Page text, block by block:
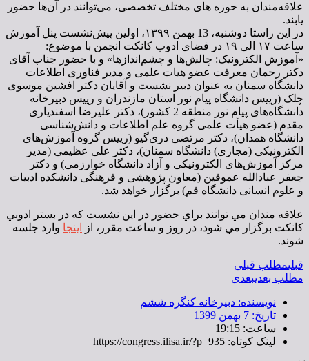
علاقه‌مندان به حوزه های مختلف تخصصی، می‌توانند در آن‌ها حضور
یابند.
در این راستا دوشنبه،‌ 13 بهمن ۱۳۹۹، اولین پیش‌نشست پنل آموزش
ساعت ١٧ الی ١٩ در فضای ادوب کانکت انجمن با موضوع:
«آموزش الکترونیک: چالش‌ها و چشم‌اندازها» و با حضور جناب آقای
دکتر رحمان معرفت عضو هیات علمی و مدیر فناوری اطلاعات
دانشگاه سمنان به عنوان دبیر نشست و آقایان دکتر افشین موسوی
چلک (رییس دانشگاه پیام نور استان مازندران و رییس دبیرخانه
دانشگاه‌های پیام نور منطقه 2 کشور)، دکتر علیرضا اسفندیاری
مقدم (عضو هیأت علمی گروه علم اطلاعات و دانش‌شناسی
دانشگاه همدان)، دکتر مرتضی دری‌گیو (رییس گروه آموزش‌های
الکترونیکی (مجازی) دانشگاه سمنان)، دکتر علی عظیمی (مدیر
مرکز آموزش‌های الکترونیکی و آزاد دانشگاه خوارزمی) و دکتر
جعفر عبادالله عموقین (معاون پژوهشی و فرهنگی دانشکده ادبیات
و علوم انسانی دانشگاه قم) برگزار خواهد شد.
علاقه مندان مي توانند براي حضور در اين نشست كه در بستر ادوبي
كانكت برگزار مي شود، در روز و ساعت مقرر، از
اینجا وارد جلسه
شوند.
قبلیمطلب قبلی
مطلب بعدیبعدی
نویسنده: دبیرخانه کنگره ششم
تاریخ: 7 بهمن 1399
ساعت: 19:15
لینک کوتاه: https://congress.ilisa.ir/?p=935